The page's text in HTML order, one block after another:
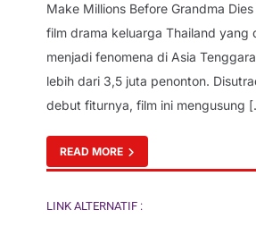
Make Millions Before Grandma
film drama keluarga Thailand
menjadi fenomena di Asia
lebih dari 3,5 juta penonton.
debut fiturnya, film ini mengusung
READ MORE
LINK ALTERNATIF :